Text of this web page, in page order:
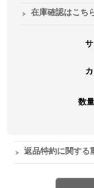
在庫確認はこち
数量
返品特約に関する